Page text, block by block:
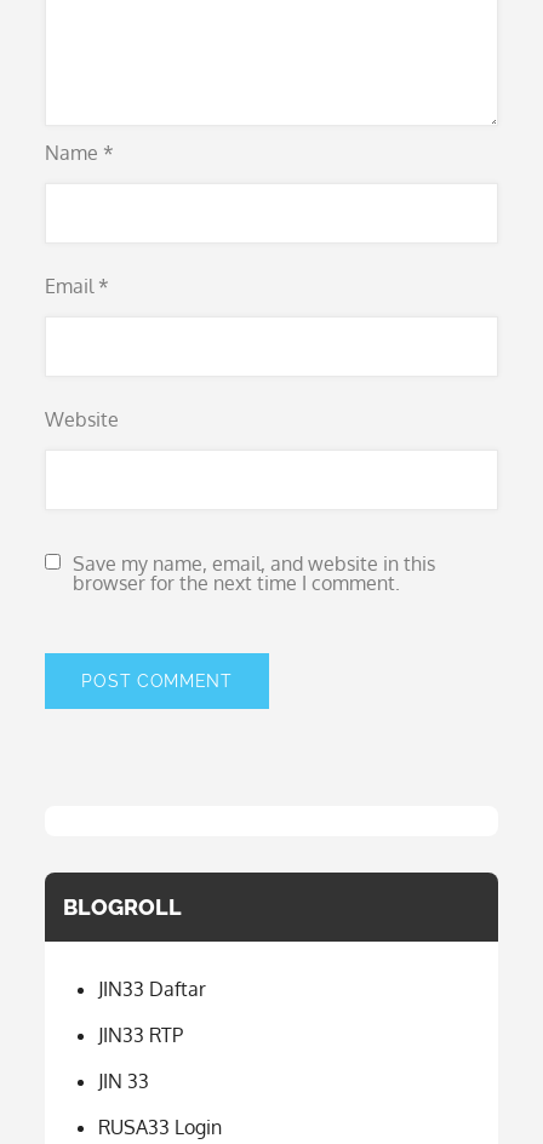
Name *
Email *
Website
Save my name, email, and website in this
browser for the next time I comment.
BLOGROLL
JIN33 Daftar
JIN33 RTP
JIN 33
RUSA33 Login